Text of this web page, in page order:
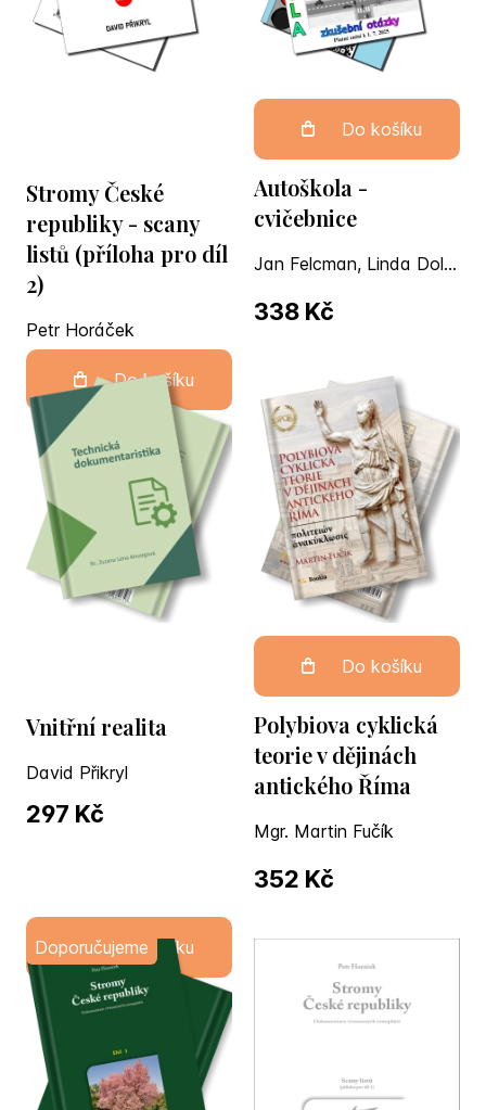
Stromy České
republiky - scany
listů (příloha pro díl
2)
Petr Horáček
290 Kč Do košíku
Vnitřní realita
David Přikryl
297 Kč
Do košíku
Autoškola -
cvičebnice
Jan Felcman, Linda Doležalová
338 Kč
Do košíku
Do košíku
Polybiova cyklická
teorie v dějinách
antického Říma
Mgr. Martin Fučík
352 Kč
Doporučujeme